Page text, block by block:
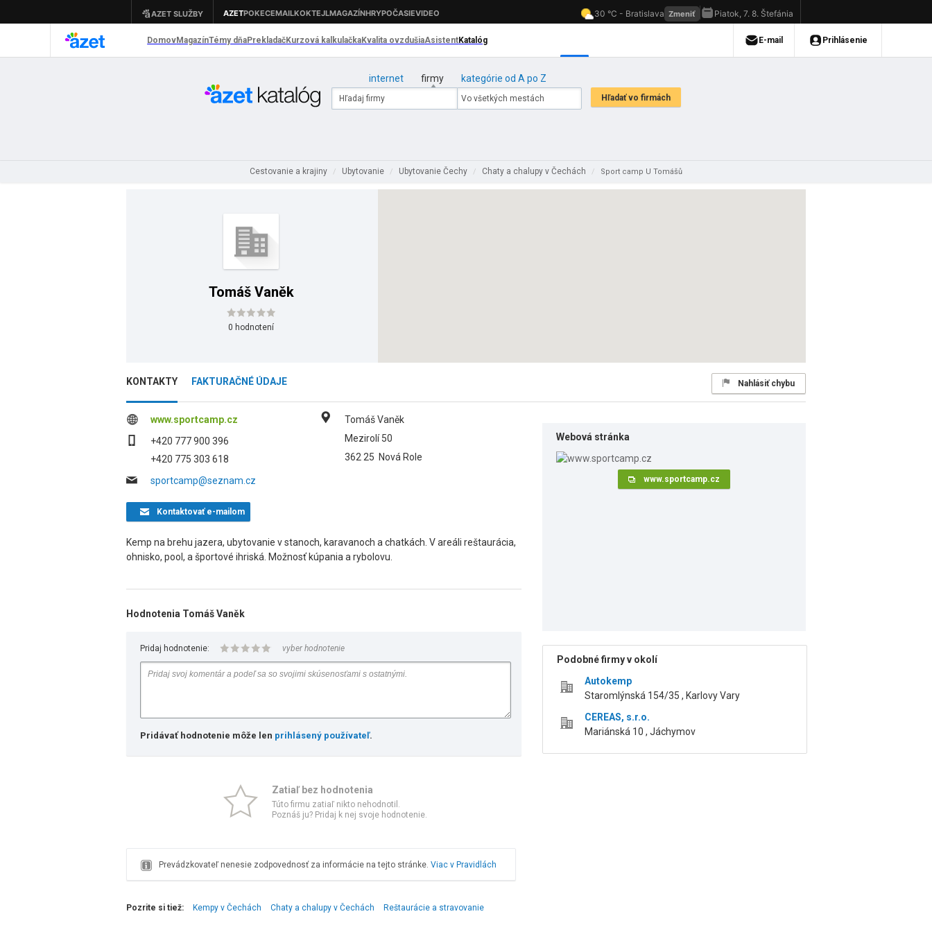
internet firmy kategórie od A po Z
Cestovanie a krajiny / Ubytovanie / Ubytovanie Čechy / Chaty a chalupy v Čechách / Sport camp U Tomášů
Tomáš Vaněk
0 hodnotení
KONTAKTY FAKTURAČNÉ ÚDAJE Nahlásiť chybu
www.sportcamp.cz
+420 777 900 396
+420 775 303 618
sportcamp@seznam.cz
Tomáš Vaněk
Mezirolí 50
362 25 Nová Role
Kontaktovaťe-mailom
Kemp na brehu jazera, ubytovanie v stanoch, karavanoch a chatkách. V areáli reštaurácia,
ohnisko, pool, a športové ihriská. Možnosť kúpania a rybolovu.
Hodnotenia Tomáš Vaněk
Pridaj hodnotenie: vyber hodnotenie
Pridávať hodnotenie môže len prihlásený používateľ.
Zatiaľ bez hodnotenia
Túto firmu zatiaľ nikto nehodnotil.
Poznáš ju? Pridaj k nej svoje hodnotenie.
Prevádzkovateľ nenesie zodpovednosť za informácie na tejto stránke. Viac v Pravidlách
Webová stránka
www.sportcamp.cz
Podobné firmy v okolí
Autokemp
Staromlýnská 154/35 , Karlovy Vary
CEREAS, s.r.o.
Mariánská 10 , Jáchymov
Pozrite si tiež: Kempy v Čechách Chaty a chalupy v Čechách Reštaurácie a stravovanie